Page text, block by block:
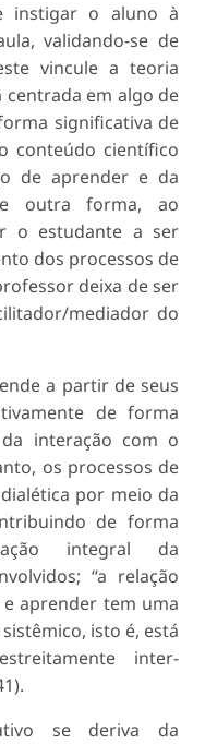
instigar o aluno à
validando-se de
vincule a teoria
centrada em algo de
significativa de
conteúdo científico
de aprender e da
outra forma, ao
o estudante a ser
dos processos de
deixa de ser
mediador do
a partir de seus
de forma
interação com o
os processos de
por meio da
de forma
integral da
“a relação
aprender tem uma
isto é, está
inter-
se deriva da